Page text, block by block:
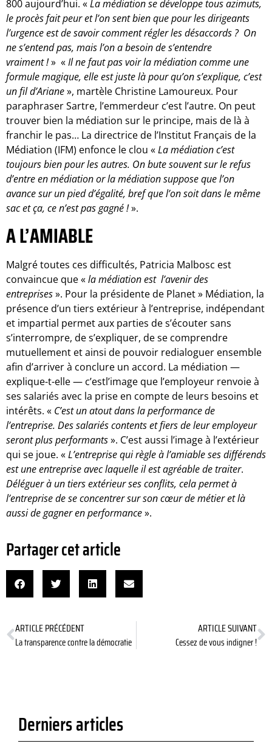
800 aujourd’hui. «La médiation se développe tous azimuts,
le procès fait peur et l’on sent bien que pour les dirigeants
l’urgence est de savoir comment régler les désaccords ? On
ne s’entend pas, mais l’on a besoin de s’entendre
vraiment !» «Il ne faut pas voir la médiation comme une
formule magique, elle est juste là pour qu’on s’explique, c’est
un fil d’Ariane», martèle Christine Lamoureux. Pour
paraphraser Sartre, l’emmerdeur c’est l’autre. On peut
trouver bien la médiation sur le principe, mais de là à
franchir le pas… La directrice de l’Institut Français de la
Médiation (IFM) enfonce le clou «La médiation c’est
toujours bien pour les autres. On bute souvent sur le refus
d’entre en médiation or la médiation suppose que l’on
avance sur un pied d’égalité, bref que l’on soit dans le même
sac et ça, ce n’est pas gagné !».
A L’AMIABLE
Malgré toutes ces difficultés, Patricia Malbosc est
convaincue que «la médiation est l’avenir des
entreprises». Pour la présidente de Planet » Médiation, la
présence d’un tiers extérieur à l’entreprise, indépendant
et impartial permet aux parties de s’écouter sans
s’interrompre, de s’expliquer, de se comprendre
mutuellement et ainsi de pouvoir redialoguer ensemble
afin d’arriver à conclure un accord. La médiation —
explique-t-elle — c’estl’image que l’employeur renvoie à
ses salariés avec la prise en compte de leurs besoins et
intérêts. « C’est un atout dans la performance de
l’entreprise. Des salariés contents et fiers de leur employeur
seront plus performants». C’est aussi l’image à l’extérieur
qui se joue. «L’entreprise qui règle à l’amiable ses différends
est une entreprise avec laquelle il est agréable de traiter.
Déléguer à un tiers extérieur ses conflits, cela permet à
l’entreprise de se concentrer sur son cœur de métier et là
aussi de gagner en performance».
Partager cet article
ARTICLE PRÉCÉDENT
La transparence contre la démocratie
ARTICLE SUIVANT
Cessez de vous indigner !
Derniers articles